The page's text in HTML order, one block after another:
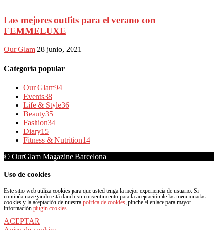
Los mejores outfits para el verano con
FEMMELUXE
Our Glam 28 junio, 2021
Categoría popular
Our Glam94
Events38
Life & Style36
Beauty35
Fashion34
Diary15
Fitness & Nutrition14
© OurGlam Magazine Barcelona
Uso de cookies
Este sitio web utiliza cookies para que usted tenga la mejor experiencia de usuario. Si
continúa navegando está dando su consentimiento para la aceptación de las mencionadas
cookies y la aceptación de nuestra política de cookies, pinche el enlace para mayor
información.plugin cookies
ACEPTAR